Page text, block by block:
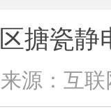
搪瓷静
来源：互联